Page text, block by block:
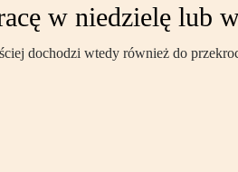
w niedzielę lub
dochodzi wtedy również do